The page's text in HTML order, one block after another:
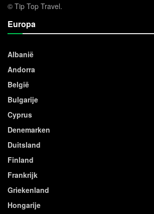
© Tip Top Travel.
Europa
Albanië
Andorra
België
Bulgarije
Cyprus
Denemarken
Duitsland
Finland
Frankrijk
Griekenland
Hongarije